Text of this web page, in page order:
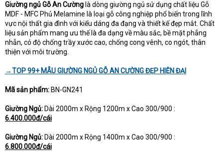
Giường ngủ Gỗ An Cường là dòng giường ngủ sử dụng chất liệu Gỗ
MDF - MFC Phủ Melamine là loại gỗ công nghiệp phổ biến trong lĩnh
vực nội thất gia đình với kiểu dáng đa đạng và thiết kế đẹp mắt. Chất
liệu sản phẩm mang ưu thế là đa dạng về màu sắc, bề mặt phẳng
nhẵn, có độ chống trầy xước cao, chống cong vênh, co ngót, thân
thiện với môi trường.
→TOP 99+ MẪU GIƯỜNG NGỦ GỖ AN CƯỜNG ĐẸP HIỆN ĐẠI
Mã sản phẩm: BN-GN241
Giường Ngủ: Dài 2000m x Rộng 1200m x Cao 300/900 :
6.400.000đ/cái
Giường Ngủ: Dài 2000m x Rộng 1400m x Cao 300/900 :
6.800.000đ/cái